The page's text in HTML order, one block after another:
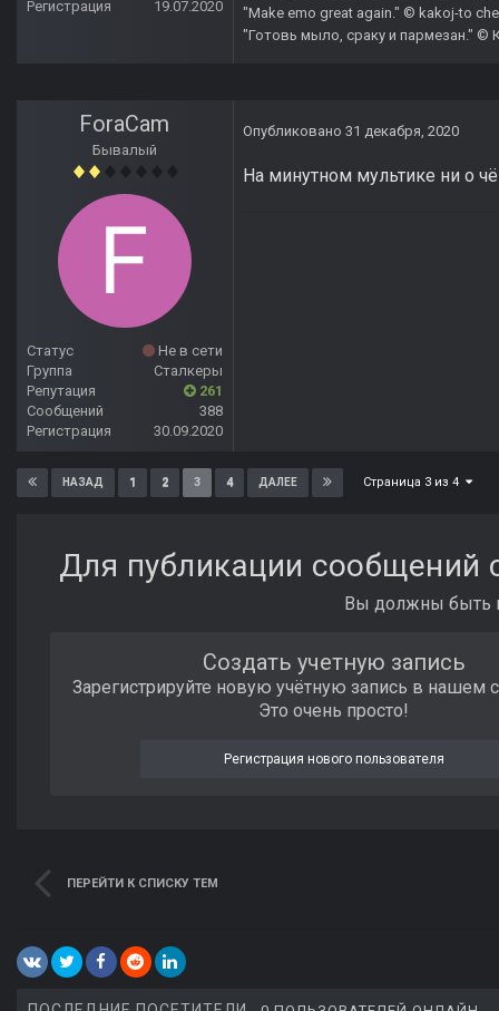
Регистрация
19.07.2020
"Make emo great again." © kakoj-to
"Готовь мыло, сраку и пармезан." ©
ForaCam
Бывалый
Статус
Не в сети
Группа
Сталкеры
Репутация
261
Сообщений
388
Регистрация
30.09.2020
Опубликовано 31 декабря, 2020
На минутном мультике ни о
НАЗАД 1 2 3 4 ДАЛЕЕ Страница 3 из 4
Для публикации сообщений
Вы должны быть
Создать учетную запись
Зарегистрируйте новую учётную запись в нашем
Это очень просто!
Регистрация нового пользователя
ПЕРЕЙТИ К СПИСКУ ТЕМ